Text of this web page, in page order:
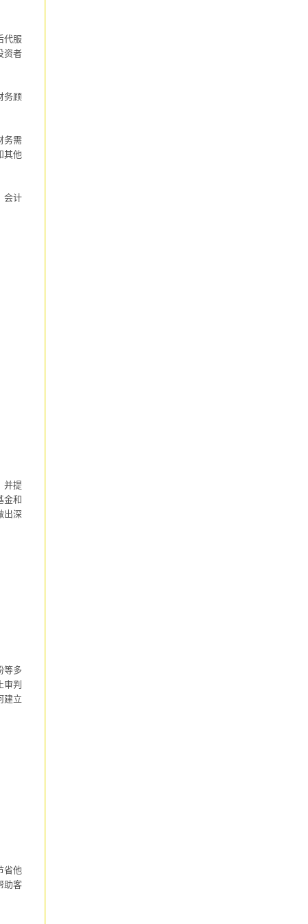
代服
资者
务顾
务需
其他
会计
并提
金和
出深
等多
审判
建立
省他
助客